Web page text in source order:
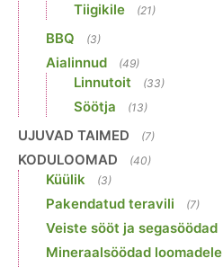
Tiigikile (21)
BBQ (3)
Aialinnud (49)
Linnutoit (33)
Söötja (13)
UJUVAD TAIMED (7)
KODULOOMAD (40)
Küülik (3)
Pakendatud teravili (7)
Veiste sööt ja segasöödad
Mineraalsöödad loomadele